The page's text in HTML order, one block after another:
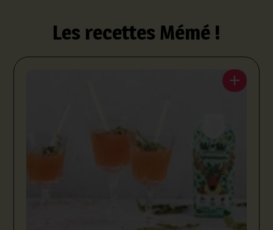
Les recettes Mémé !